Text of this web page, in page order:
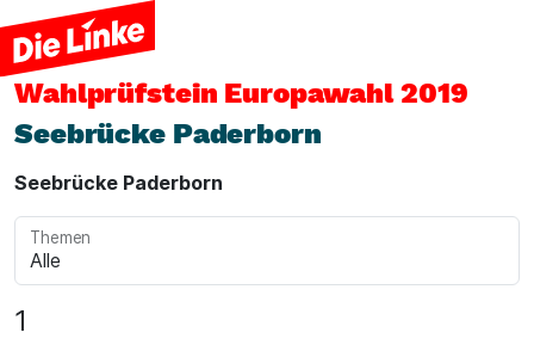
Wahlprüfstein Europawahl 2019
Seebrücke Paderborn
Seebrücke Paderborn
Themen
1